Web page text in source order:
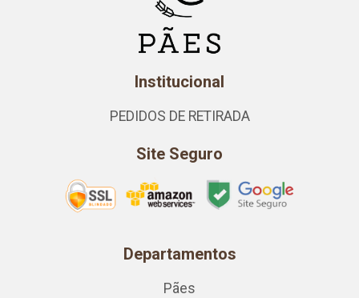
Institucional
PEDIDOS DE RETIRADA
Site Seguro
Departamentos
Pães